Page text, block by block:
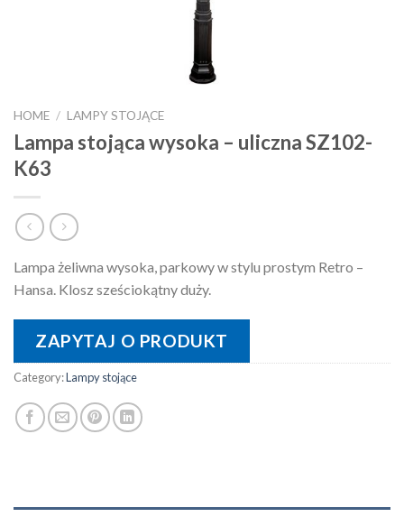
HOME / LAMPY STOJĄCE
Lampa stojąca wysoka – uliczna SZ102-
K63
Lampa żeliwna wysoka, parkowy w stylu prostym Retro –
Hansa. Klosz sześciokątny duży.
ZAPYTAJ O PRODUKT
Category:Lampy stojące